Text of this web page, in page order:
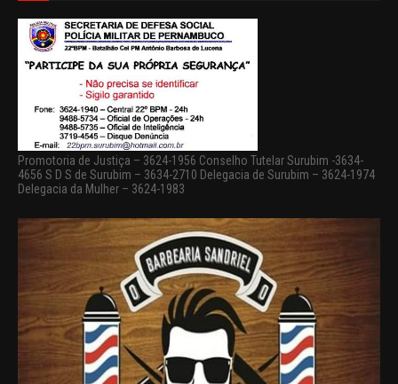
Promotoria de Justiça – 3624-1956 Conselho Tutelar Surubim -3634-
4656 S D S de Surubim – 3634-2710 Delegacia de Surubim – 3624-1974
Delegacia da Mulher – 3624-1983